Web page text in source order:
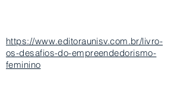
https://www.editoraunisv.com.br/livro-
os-desafios-do-empreendedorismo-
feminino